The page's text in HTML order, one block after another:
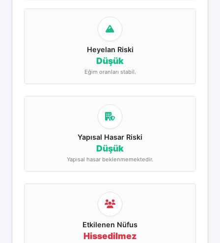
Heyelan Riski
Düşük
Eğim oranları stabil.
Yapısal Hasar Riski
Düşük
Yapısal hasar beklenmemektedir.
Etkilenen Nüfus
Hissedilmez